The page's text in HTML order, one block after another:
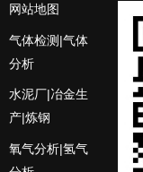
网站地图
气体检测|气体
分析
水泥厂|冶金生
产|炼钢
氧气分析|氢气